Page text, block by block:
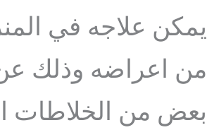
يمكن علاجه في
من اعراضه وذلك
بعض من الخلاطات